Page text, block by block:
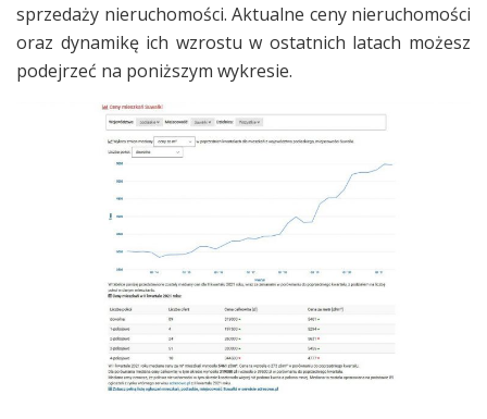
sprzedaży nieruchomości. Aktualne ceny nieruchomości
oraz dynamikę ich wzrostu w ostatnich latach możesz
podejrzeć na poniższym wykresie.